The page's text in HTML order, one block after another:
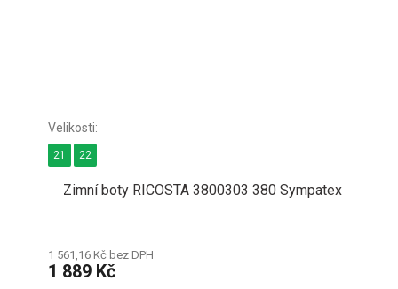
Zimní boty RICOSTA 3800303 380 Sympatex
1 561,16 Kč bez DPH
1 889 Kč
21 22